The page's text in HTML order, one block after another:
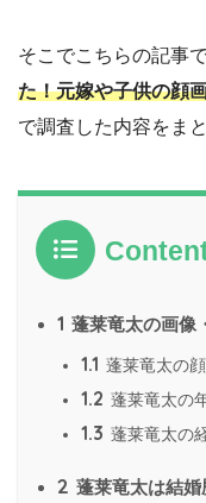
そこでこちらの記事で
た！元嫁や子供の顔
で調査した内容をま
1 蓬莱竜太の画像
1.1 蓬莱竜太の
1.2 蓬莱竜太の
1.3 蓬莱竜太の
2 蓬莱竜太は結婚